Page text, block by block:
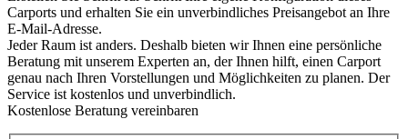
Carports und erhalten Sie ein unverbindliches Preisangebot an Ihre
E-Mail-Adresse.
Jeder Raum ist anders. Deshalb bieten wir Ihnen eine persönliche
Beratung mit unserem Experten an, der Ihnen hilft, einen Carport
genau nach Ihren Vorstellungen und Möglichkeiten zu planen. Der
Service ist kostenlos und unverbindlich.
Kostenlose Beratung vereinbaren